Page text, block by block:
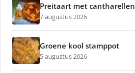
Preitaart met cantharellen
7 augustus 2026
Groene kool stamppot
5 augustus 2026